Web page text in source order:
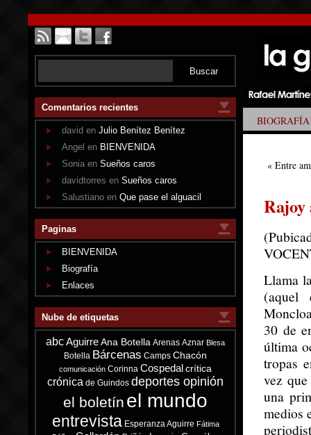
Comentarios recientes
david en Julio Benítez Benítez
Angel en BIENVENIDA
Sonia en Sueños caros
davidtorres en Sueños caros
Salustiano en Que pase el alguacil
Paginas
BIENVENIDA
Biografía
Enlaces
Nube de etiquetas
abcAguirre Ana Botella Arenas Aznar Blesa
Botella Bárcenas Camps Chacón
comunicación Corinna Cospedal crítica
crónica de Guindos deportes opinión
el boletín el mundo
entrevista Esperanza Aguirre Fátima
BIOGRAFÍA
« Entre
Rajoy
Llama
(aquel
30 de
última
tropas
vez
una
medios